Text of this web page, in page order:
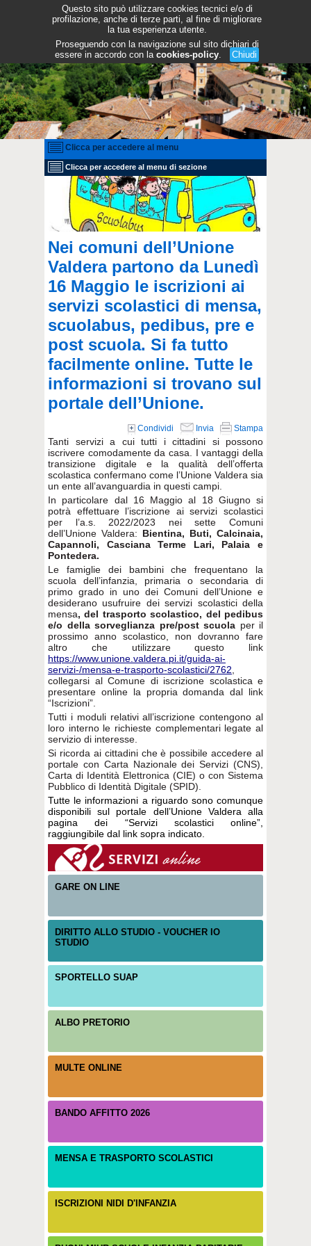
Questo sito può utilizzare cookies tecnici e/o di
profilazione, anche di terze parti, al fine di migliorare
la tua esperienza utente.
Proseguendo con la navigazione sul sito dichiari di
essere in accordo con la cookies-policy. Chiudi
Clicca per accedere al menu
Clicca per accedere al menu di sezione
Nei comuni dell’Unione
Valdera partono da Lunedì
16 Maggio le iscrizioni ai
servizi scolastici di mensa,
scuolabus, pedibus, pre e
post scuola. Si fa tutto
facilmente online. Tutte le
informazioni si trovano sul
portale dell’Unione.
Condividi Invia Stampa
Tanti servizi a cui tutti i cittadini si possono
iscrivere comodamente da casa. I vantaggi della
transizione digitale e la qualità dell’offerta
scolastica confermano come l’Unione Valdera sia
un ente all’avanguardia in questi campi.
In particolare dal 16 Maggio al 18 Giugno si
potrà effettuare l’iscrizione ai servizi scolastici
per l’a.s. 2022/2023 nei sette Comuni
dell’Unione Valdera: Bientina, Buti, Calcinaia,
Capannoli, Casciana Terme Lari, Palaia e
Pontedera.
Le famiglie dei bambini che frequentano la
scuola dell’infanzia, primaria o secondaria di
primo grado in uno dei Comuni dell’Unione e
desiderano usufruire dei servizi scolastici della
mensa,del trasporto scolastico, del pedibus
e/o della sorveglianza pre/post scuola per il
prossimo anno scolastico, non dovranno fare
altro che utilizzare questo link
https://www.unione.valdera.pi.it/guida-ai-
servizi-/mensa-e-trasporto-scolastici/2762
collegarsi al Comune di iscrizione scolastica e
presentare online la propria domanda dal link
“Iscrizioni”.
Tutti i moduli relativi all’iscrizione contengono al
loro interno le richieste complementari legate al
servizio di interesse.
Si ricorda ai cittadini che è possibile accedere al
portale con Carta Nazionale dei Servizi (CNS),
Carta di Identità Elettronica (CIE) o con Sistema
Pubblico di Identità Digitale (SPID).
Tutte le informazioni a riguardosonocomunque
disponibilisul portale dell’Unione Valdera alla
pagina dei “Servizi scolastici online”,
raggiungibile dal link sopra indicato.
GARE ON LINE
DIRITTO ALLO STUDIO - VOUCHER IO
STUDIO
SPORTELLO SUAP
ALBO PRETORIO
MULTE ONLINE
BANDO AFFITTO 2026
MENSA E TRASPORTO SCOLASTICI
ISCRIZIONI NIDI D'INFANZIA